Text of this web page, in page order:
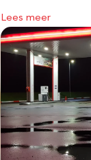
Lees meer